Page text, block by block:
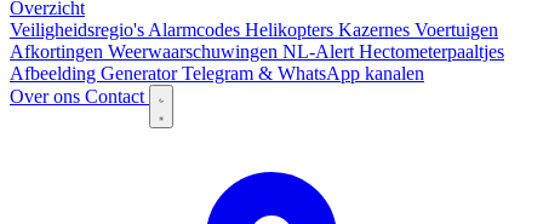
Overzicht
Veiligheidsregio's Alarmcodes Helikopters Kazernes Voertuigen
Afkortingen Weerwaarschuwingen NL-Alert Hectometerpaaltjes
Afbeelding GeneratorTelegram & WhatsApp kanalen
Over ons Contact